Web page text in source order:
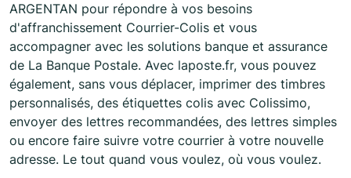
ARGENTAN pour répondre à vos besoins
d'affranchissement Courrier-Colis et vous
accompagner avec les solutions banque et assurance
de La Banque Postale. Avec laposte.fr, vous pouvez
également, sans vous déplacer, imprimer des timbres
personnalisés, des étiquettes colis avec Colissimo,
envoyer des lettres recommandées, des lettres simples
ou encore faire suivre votre courrier à votre nouvelle
adresse. Le tout quand vous voulez, où vous voulez.